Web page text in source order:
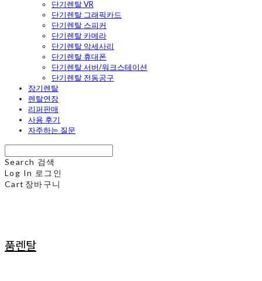
단기렌탈 VR
단기렌탈 그래픽카드
단기렌탈 스피커
단기렌탈 카메라
단기렌탈 악세사리
단기렌탈 휴대폰
단기렌탈 서버/워크스테이션
단기렌탈 전동공구
장기렌탈
렌탈연장
리퍼판매
사용 후기
자주하는 질문
Search 검색
Log In 로그인
Cart 장바구니
품렌탈